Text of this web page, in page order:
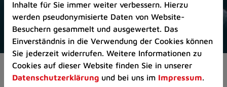
A)
Zur
Navigation/Menü
springen
(Schnelltaste
M)
Zur
Pressemeldungen
Inhalte für Sie immer weiter verbessern. Hierzu
werden pseudonymisierte Daten von Website-
Besuchern gesammelt und ausgewertet. Das
Einverständnis in die Verwendung der Cookies können
Sie jederzeit widerrufen. Weitere Informationen zu
Cookies auf dieser Website finden Sie in unserer
Datenschutzerklärung und bei uns im Impressum.